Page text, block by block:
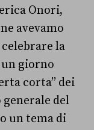
Onori,
avevamo
la
giorno
corta” dei
del
un tema di